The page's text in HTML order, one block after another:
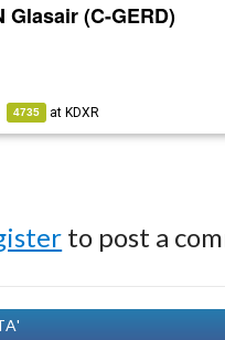
Glasair (C-GERD)
4735 at KDXR
to post a